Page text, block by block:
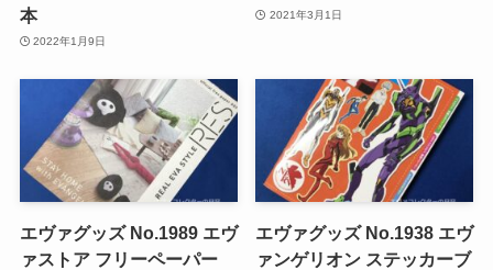
本
2022年1月9日
2021年3月1日
エヴァグッズ No.1989 エヴ
ァストア フリーペーパー
エヴァグッズ No.1938 エヴ
ァンゲリオン ステッカーブ